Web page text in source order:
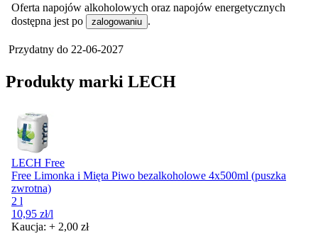
Oferta napojów alkoholowych oraz napojów energetycznych
dostępna jest po
zalogowaniu .
Przydatny do 22-06-2027
Produkty marki LECH
LECH Free
Free Limonka i Mięta Piwo bezalkoholowe 4x500ml (puszka
zwrotna)
2 l
10,95 zł/l
Kaucja: + 2,00 zł